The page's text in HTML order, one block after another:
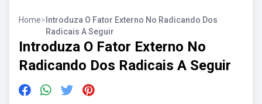
Home> Introduza O Fator Externo No Radicando Dos
Radicais A Seguir
Introduza O Fator Externo No
Radicando Dos Radicais A Seguir